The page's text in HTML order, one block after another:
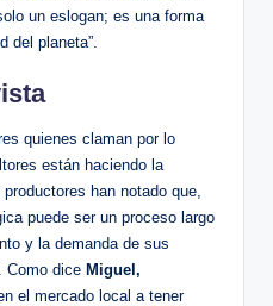
un eslogan; es una forma
del planeta”.
quienes claman por lo
están haciendo la
han notado que,
puede ser un proceso largo
y la demanda de sus
Como dice Miguel,
el mercado local a tener